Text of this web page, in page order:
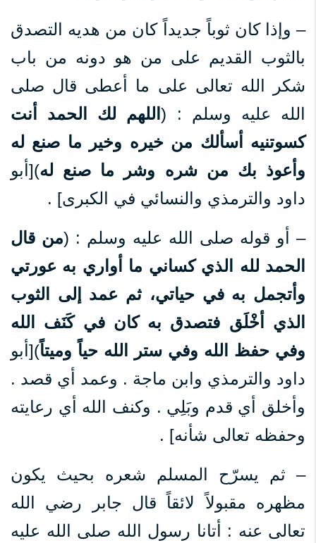
– وإذا كان ثوباً جديداً كان من هديه التصدق
بالثوب القديم على من هو دونه من باب
شكر الله تعالى على ما أعطى قال صلى
الله عليه وسلم : (اللهم لك الحمد أنت
كسوتنيه أسألك من خيره وخير ما صنع له
وأعوذ بك من شره وشر ما صنع له)[أبو
داود والترمذي والنسائي في الكبرى] .
– أو قوله صلى الله عليه وسلم : (من قال
الحمد لله الذي كساني ما أواري به عورتي
وأتجمل به في حياتي، ثم عمد إلى الثوب
الذي أخْلَق فتصدق به كان في كَنَف الله
وفي حفظ الله وفي ستر الله حياً وميتاً)[أبو
داود والترمذي وابن ماجة . وعمد أي قصد .
وأخلق أي قدم وبَلِي . وكنف الله أي رعايته
وحفظه تعالى شأنه] .
– ثم يسرّح المسلم شعره بحيث يكون
مظهره مقبولاً لائقاً قال جابر رضي الله
تعالى عنه : أتانا رسول الله صلى الله عليه